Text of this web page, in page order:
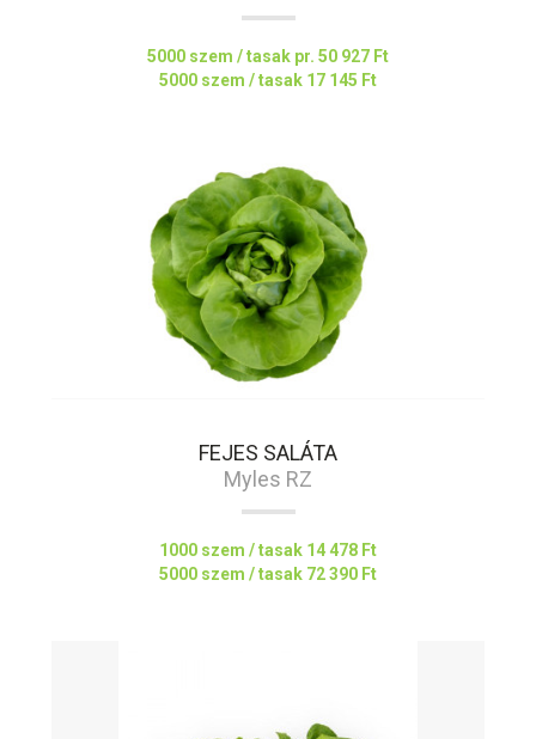
5000 szem / tasak pr. 50 927 Ft
5000 szem / tasak 17 145 Ft
FEJES SALÁTA
Myles RZ
1000 szem / tasak 14 478 Ft
5000 szem / tasak 72 390 Ft